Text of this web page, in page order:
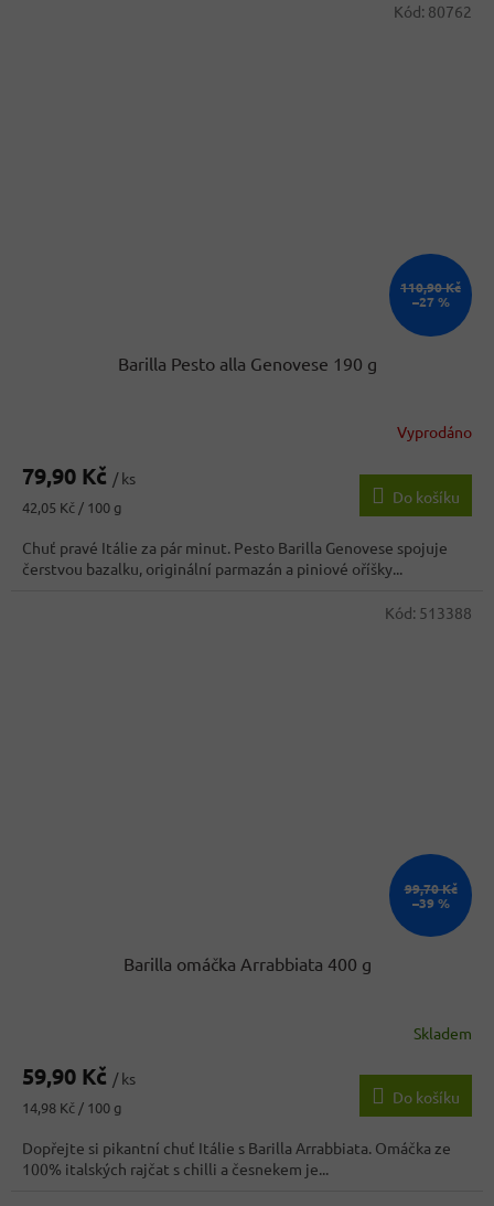
110,90 Kč
–27 %
Barilla Pesto alla Genovese 190 g
Vyprodáno
79,90 Kč / ks
Měrná
42,05 Kč / 100 g
Do košíku
Chuť pravé Itálie za pár minut. Pesto Barilla Genovese spojuje
čerstvou bazalku, originální parmazán a piniové oříšky...
Kód: 80762
99,70 Kč
–39 %
Barilla omáčka Arrabbiata 400 g
produktu
5,0
z
5
Skladem
59,90 Kč / ks
Měrná
14,98 Kč / 100 g
Do košíku
Dopřejte si pikantní chuť Itálie s Barilla Arrabbiata. Omáčka ze
100% italských rajčat s chilli a česnekem je...
Kód: 513388